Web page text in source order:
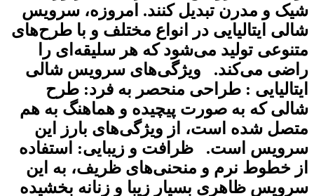
و مدرن تبدیل کنند. امروزه، سرویس
ایتالیایی در انواع مختلف و با طرح‌های
تولید می‌شود که هر سلیقه‌ای را
می‌کند. ویژگی‌های سرویس شالی
: طراحی منحصر به فرد: طرح
که به صورت پیچیده و هماهنگ به هم
شده است، از ویژگی‌های بارز این
است. ظرافت و زیبایی: استفاده
خطوط نرم و منحنی‌های ظریف، به این
ظاهری بسیار زیبا و زنانه بخشیده